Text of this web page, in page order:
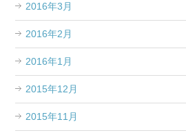
2016年3月
2016年2月
2016年1月
2015年12月
2015年11月